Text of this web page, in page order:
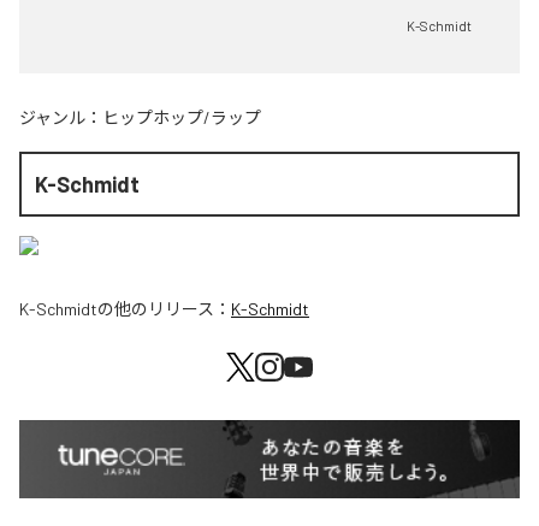
K-Schmidt
ジャンル： ヒップホップ/ラップ
K-Schmidt
K-Schmidtの他のリリース： K-Schmidt